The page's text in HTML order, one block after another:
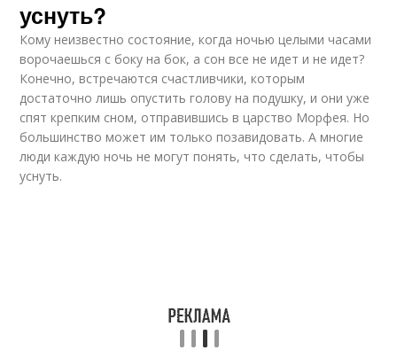
уснуть?
Кому неизвестно состояние, когда ночью целыми часами
ворочаешься с боку на бок, а сон все не идет и не идет?
Конечно, встречаются счастливчики, которым
достаточно лишь опустить голову на подушку, и они уже
спят крепким сном, отправившись в царство Морфея. Но
большинство может им только позавидовать. А многие
люди каждую ночь не могут понять, что сделать, чтобы
уснуть.